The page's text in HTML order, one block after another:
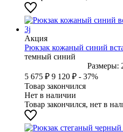
Акция
Рюкзак кожаный синий
темный синий
Размеры:
5 675 ₽ 9 120 ₽ - 37%
Товар закончился
Нет в наличии
Товар закончился, нет в